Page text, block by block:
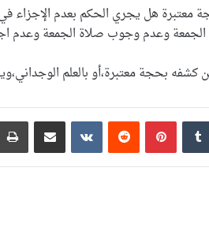
هل يجري الحكم بعدم الإجزاء
الجمعة وعدم وجوب صلاة الجمعة وعدم
بحجة معتبرة،أو بالعلم
تامبلر پینتریستReddit
VKontakteاشتراک گذاری با ایمیل